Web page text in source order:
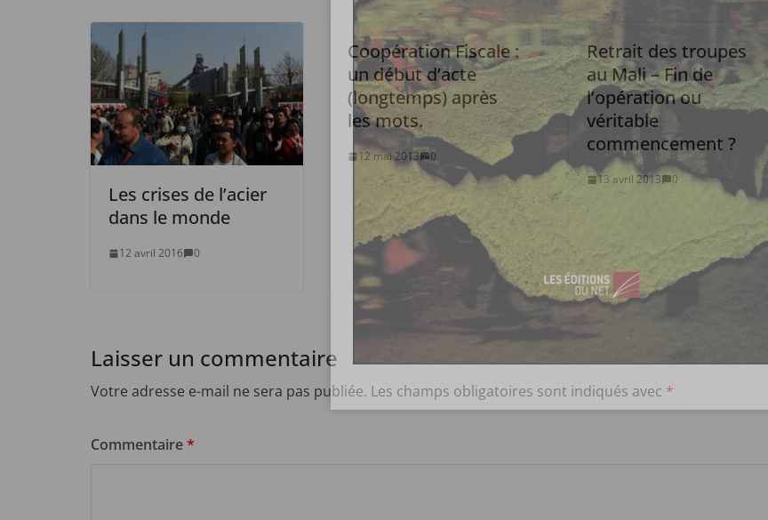
Les crises de l’acier
dans le monde
12 avril 2016 0
Coopération Fiscale :
un début d’acte
(longtemps) après
les mots.
12 mai 2013 0
Retrait des troupes
au Mali – Fin de
l’opération ou
véritable
commencement ?
13 avril 2013 0
Laisser un commentaire
Votre adresse e-mail ne sera pas publiée. Les champs obligatoires sont indiqués avec *
Commentaire*